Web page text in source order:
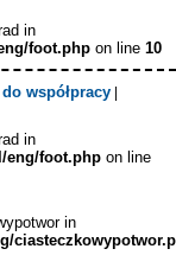
in
foot.php on line 10
współpracy|
in
eng/foot.php on line
in